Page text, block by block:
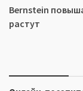
Bernstein
растут